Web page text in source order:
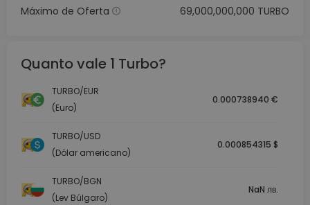
Máximo de Oferta
69,000,000,000 TURBO
Quanto vale 1 Turbo?
TURBO/EUR
(Euro)
0.000738940 €
TURBO/USD
(Dólar americano)
0.000854315 $
TURBO/BGN
(Lev Búlgaro)
NaN лв.